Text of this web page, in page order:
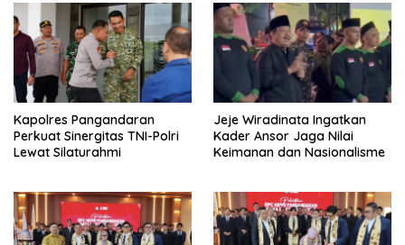
Kapolres Pangandaran
Perkuat Sinergitas TNI-Polri
Lewat Silaturahmi
Jeje Wiradinata Ingatkan
Kader Ansor Jaga Nilai
Keimanan dan Nasionalisme